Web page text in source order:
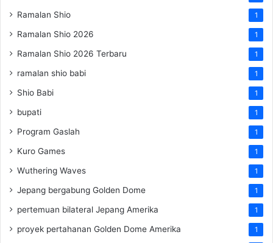
Ramalan Shio 1
Ramalan Shio 2026 1
Ramalan Shio 2026 Terbaru 1
ramalan shio babi 1
Shio Babi 1
bupati 1
Program Gaslah 1
Kuro Games 1
Wuthering Waves 1
Jepang bergabung Golden Dome 1
pertemuan bilateral Jepang Amerika 1
proyek pertahanan Golden Dome Amerika 1